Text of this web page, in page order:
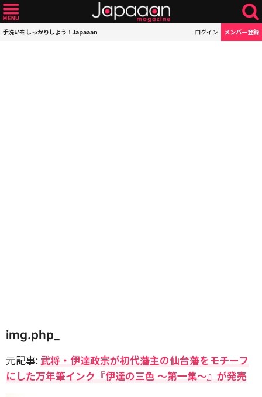
手洗いをしっかりしよう！Japaaan ログイン メンバー登録
img.php_
元記事:武将・伊達政宗が初代藩主の仙台藩をモチーフ
にした万年筆インク『伊達の三色 ～第一集～』が発売